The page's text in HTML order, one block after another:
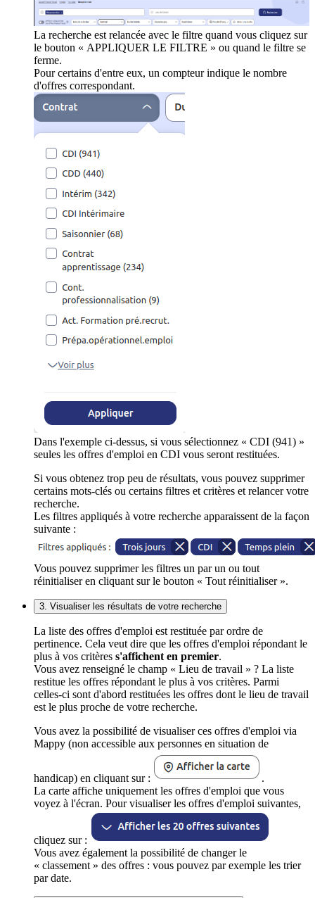
La recherche est relancée avec le filtre quand vous cliquez sur
le bouton « APPLIQUER LE FILTRE » ou quand le filtre se
ferme.
Pour certains d'entre eux, un compteur indique le nombre
d'offres correspondant.
Dans l'exemple ci-dessus, si vous sélectionnez « CDI (941) »
seules les offres d'emploi en CDI vous seront restituées.
Si vous obtenez trop peu de résultats, vous pouvez supprimer
certains mots-clés ou certains filtres et critères et relancer votre
recherche.
Les filtres appliqués à votre recherche apparaissent de la façon
suivante :
Vous pouvez supprimer les filtres un par un ou tout
réinitialiser en cliquant sur le bouton « Tout réinitialiser ».
3. Visualiser les résultats de votre recherche
La liste des offres d'emploi est restituée par ordre de
pertinence. Cela veut dire que les offres d'emploi répondant le
plus à vos critères s'affichent en premier.
Vous avez renseigné le champ « Lieu de travail » ? La liste
restitue les offres répondant le plus à vos critères. Parmi
celles-ci sont d'abord restituées les offres dont le lieu de travail
est le plus proche de votre recherche.
Vous avez la possibilité de visualiser ces offres d'emploi via
Mappy (non accessible aux personnes en situation de
handicap) en cliquant sur :
.
La carte affiche uniquement les offres d'emploi que vous
voyez à l'écran. Pour visualiser les offres d'emploi suivantes,
cliquez sur :
Vous avez également la possibilité de changer le
« classement » des offres : vous pouvez par exemple les trier
par date.